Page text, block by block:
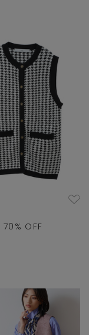
70 % OFF